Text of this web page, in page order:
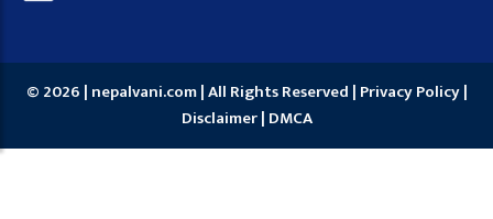
© 2026 | nepalvani.com | All Rights Reserved | Privacy Policy|
Disclaimer| DMCA